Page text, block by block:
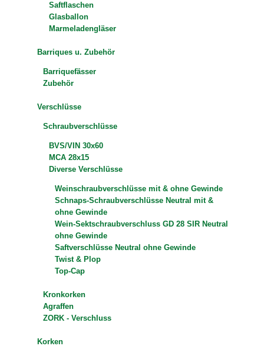
Saftflaschen
Glasballon
Marmeladengläser
Barriques u. Zubehör
Barriquefässer
Zubehör
Verschlüsse
Schraubverschlüsse
BVS/VIN 30x60
MCA 28x15
Diverse Verschlüsse
Weinschraubverschlüsse mit & ohne Gewinde
Schnaps-Schraubverschlüsse Neutral mit &
ohne Gewinde
Wein-Sektschraubverschluss GD 28 SIR Neutral
ohne Gewinde
Saftverschlüsse Neutral ohne Gewinde
Twist & Plop
Top-Cap
Kronkorken
Agraffen
ZORK - Verschluss
Korken